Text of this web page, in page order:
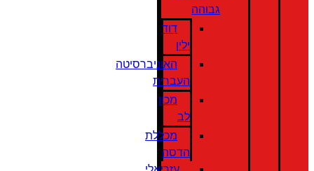
גבוהה
דוד
ילין
האוניברסיטה
העברית
מכון
לב
מכללת
הדסה